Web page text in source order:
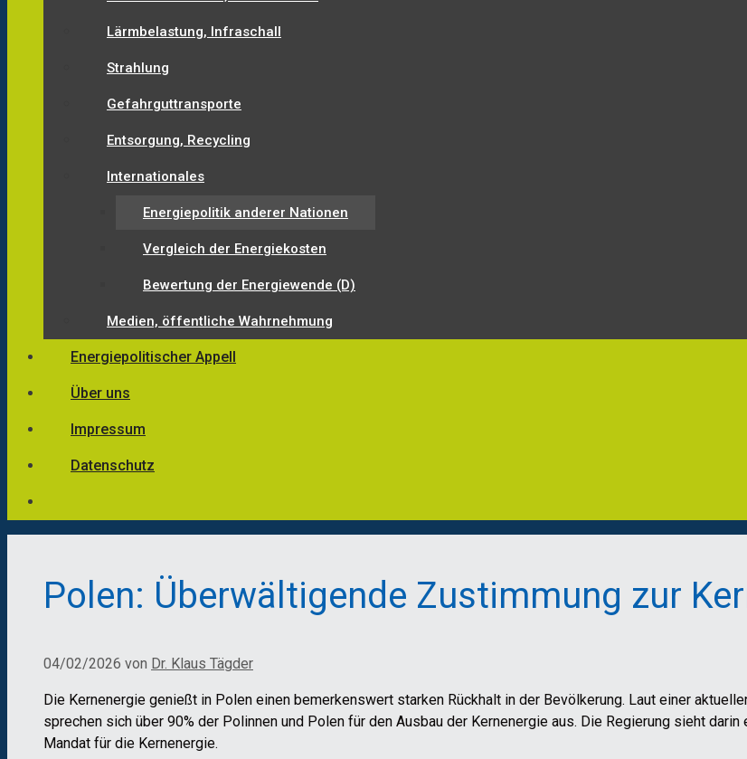
Lärmbelastung, Infraschall
Strahlung
Gefahrguttransporte
Entsorgung, Recycling
Internationales
Energiepolitik anderer Nationen
Vergleich der Energiekosten
Bewertung der Energiewende (D)
Medien, öffentliche Wahrnehmung
Energiepolitischer Appell
Über uns
Impressum
Datenschutz
Polen: Überwältigende Zustimmung zur
04/02/2026 von Dr. Klaus Tägder
Die Kernenergie genießt in Polen einen bemerkenswert starken Rückhalt in der Bevölkerung. Laut einer
sprechen sich über 90% der Polinnen und Polen für den Ausbau der Kernenergie aus. Die Regierung sieht
Mandat für die Kernenergie.